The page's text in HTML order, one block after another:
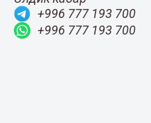
+996 777 193 700
+996 777 193 700